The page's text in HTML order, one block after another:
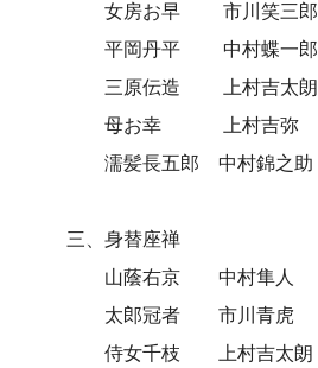
女房お早 市川笑三郎
平岡丹平 中村蝶一郎
三原伝造 上村吉太朗
母お幸 上村吉弥
濡髪長五郎 中村錦之助
三、身替座禅
山蔭右京 中村隼人
太郎冠者 市川青虎
侍女千枝 上村吉太朗